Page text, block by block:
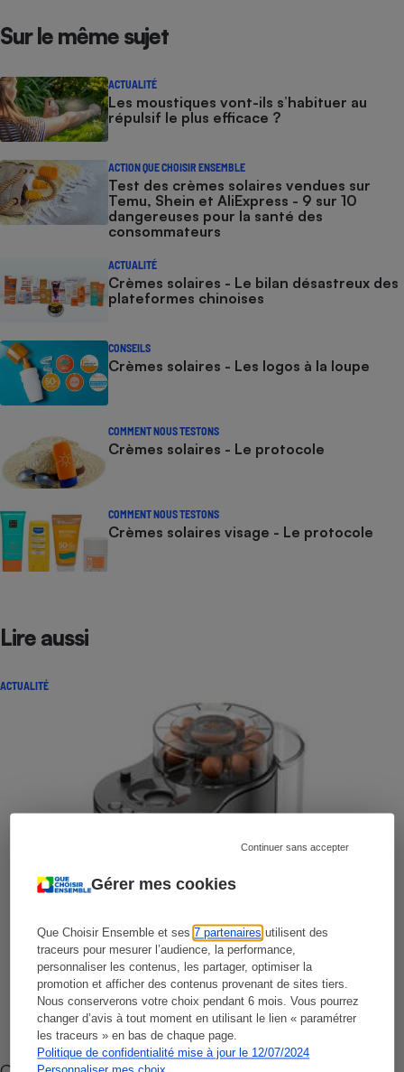
Gérer mes cookies
Que Choisir Ensemble et ses7 partenaires utilisent des
traceurs pour mesurer l’audience, la performance,
personnaliser les contenus, les partager, optimiser la
promotion et afficher des contenus provenant de sites tiers.
Nous conserverons votre choix pendant 6 mois. Vous pourrez
changer d’avis à tout moment en utilisant le lien « paramétrer
les traceurs » en bas de chaque page.
Politique de confidentialité mise à jour le 12/07/2024
Continuer sans accepter
Sur le même sujet
ACTUALITÉ
Les moustiques vont-ils s’habituer au
répulsif le plus efficace ?
ACTION QUE CHOISIR ENSEMBLE
Test des crèmes solaires vendues sur
Temu, Shein et AliExpress - 9 sur 10
dangereuses pour la santé des
consommateurs
ACTUALITÉ
Crèmes solaires - Le bilan désastreux des
plateformes chinoises
CONSEILS
Crèmes solaires - Les logos à la loupe
COMMENT NOUS TESTONS
Crèmes solaires - Le protocole
COMMENT NOUS TESTONS
Crèmes solaires visage - Le protocole
Lire aussi
ACTUALITÉ